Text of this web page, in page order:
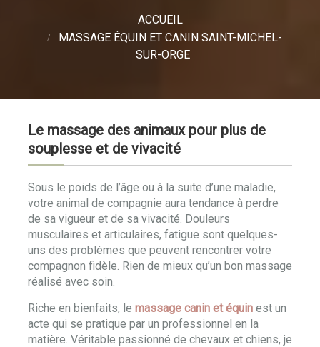
ACCUEIL
MASSAGE ÉQUIN ET CANIN SAINT-MICHEL-
SUR-ORGE
Le massage des animaux pour plus de
souplesse et de vivacité
Sous le poids de l’âge ou à la suite d’une maladie,
votre animal de compagnie aura tendance à perdre
de sa vigueur et de sa vivacité. Douleurs
musculaires et articulaires, fatigue sont quelques-
uns des problèmes que peuvent rencontrer votre
compagnon fidèle. Rien de mieux qu’un bon massage
réalisé avec soin.
Riche en bienfaits, le massage canin et équin est un
acte qui se pratique par un professionnel en la
matière. Véritable passionné de chevaux et chiens, je